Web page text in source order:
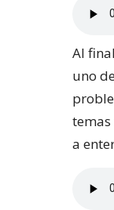
Al
uno
a